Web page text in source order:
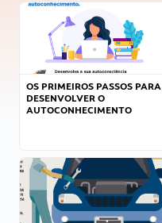
OS PRIMEIROS PASSOS PARA
DESENVOLVER O
AUTOCONHECIMENTO